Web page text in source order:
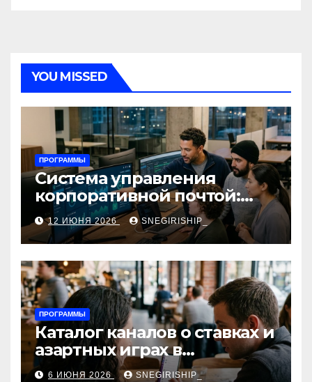
YOU MISSED
ПРОГРАММЫ
Система управления
корпоративной почтой:
функции, безопасность и
интеграция
12 ИЮНЯ 2026 SNEGIRISHIP_
ПРОГРАММЫ
Каталог каналов о ставках и
азартных играх в
мессенджерах
6 ИЮНЯ 2026 SNEGIRISHIP_